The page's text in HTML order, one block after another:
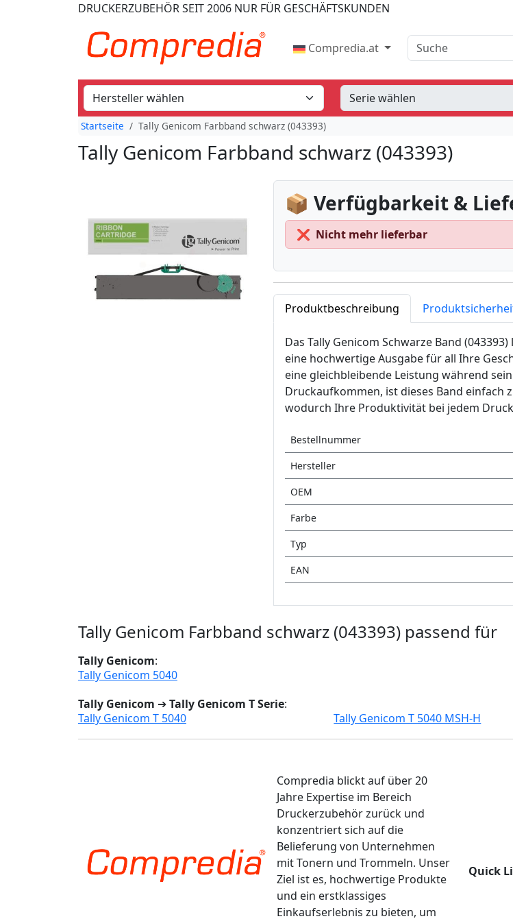
DRUCKERZUBEHÖRSEIT 2006 NUR FÜR GESCHÄFTSKUNDEN
Compredia.at Suche
Startseite Tally Genicom Farbband schwarz (043393)
Tally Genicom Farbband schwarz (043393)
📦 Verfügbarkeit &
❌ Nicht mehr lieferbar
Produktbeschreibung
Das Tally Genicom Schwarze Band
eine hochwertige Ausgabe für all Ihre
eine gleichbleibende Leistung während
Druckaufkommen, ist dieses Band einfach
wodurch Ihre Produktivität bei jedem
Bestellnummer
Hersteller
OEM
Farbe
Typ
EAN
Tally Genicom Farbband schwarz (043393) passend für
Tally Genicom:
Tally Genicom 5040
Tally Genicom ➔Tally Genicom T Serie:
Tally Genicom T 5040
Tally Genicom T 5040 MSH-H
Compredia blickt auf über 20
Jahre Expertise im Bereich
Druckerzubehör zurück und
konzentriert sich auf die
Belieferung von Unternehmen
mit Tonern und Trommeln. Unser
Ziel ist es, hochwertige Produkte
und ein erstklassiges
Einkaufserlebnis zu bieten, um
Quick